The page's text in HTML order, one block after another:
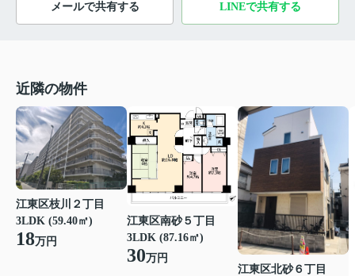
メールで共有する LINEで共有する
近隣の物件
江東区枝川２丁目
3LDK (59.40㎡)
18万円
江東区南砂５丁目
3LDK (87.16㎡)
30万円
江東区北砂６丁目